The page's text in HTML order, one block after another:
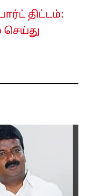
திட்டம்: